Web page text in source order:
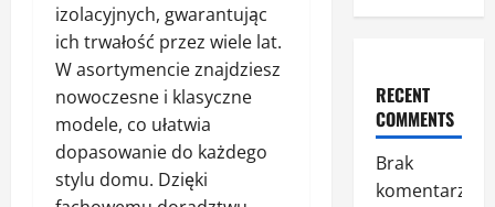
izolacyjnych, gwarantując
ich trwałość przez wiele lat.
W asortymencie znajdziesz
nowoczesne i klasyczne
modele, co ułatwia
dopasowanie do każdego
stylu domu. Dzięki
RECENT
COMMENTS
Brak
komentarzy